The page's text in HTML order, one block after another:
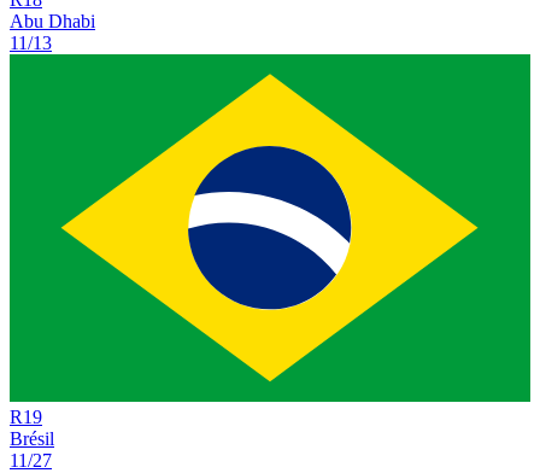
Abu Dhabi
11/13
R19
Brésil
11/27